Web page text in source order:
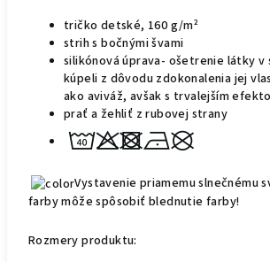
tričko detské, 160 g/m²
strih s bočnými švami
silikónová úprava- ošetrenie látky v
kúpeli z dôvodu zdokonalenia jej
ako aviváž, avšak s trvalejším
prať a žehliť z rubovej strany
Vystavenie priamemu slnečnému
farby môže spôsobiť blednutie farby!
Rozmery produktu: